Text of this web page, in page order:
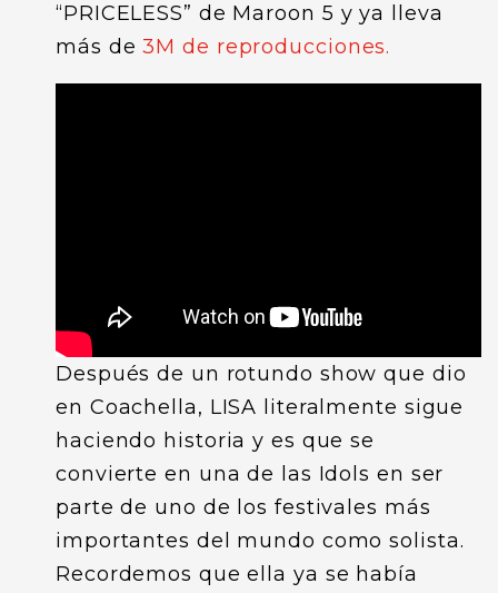
“PRICELESS” de Maroon 5 y ya lleva
más de3M de reproducciones.
Después de un rotundo show que dio
en Coachella, LISA literalmente sigue
haciendo historia y es que se
convierte en una de las Idols en ser
parte de uno de los festivales más
importantes del mundo como solista.
Recordemos que ella ya se había